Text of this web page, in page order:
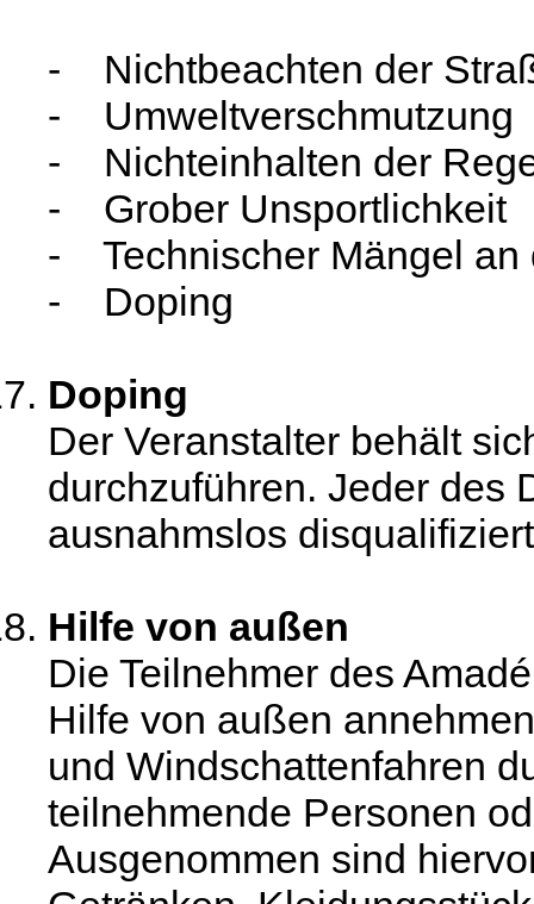
- Nichtbeachten der
- Umweltverschmutzung
- Nichteinhalten der
- Grober Unsportlichkeit
- Technischer Mängel an
- Doping
Doping
Der Veranstalter behält
durchzuführen. Jeder des
ausnahmslos
Hilfe von außen
Die Teilnehmer des
Hilfe von außen
und Windschattenfahren
teilnehmende Personen
Ausgenommen sind